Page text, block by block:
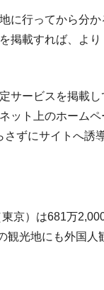
に行ってから分
掲載すれば、よ
サービスを掲載
ット上のホーム
ずにサイトへ誘
京）は681万
光地にも外国人